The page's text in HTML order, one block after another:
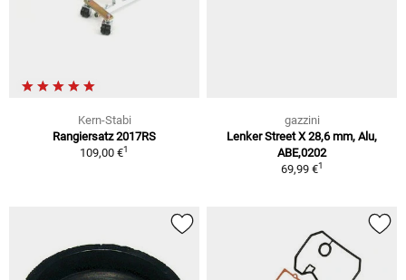
Kern-Stabi
Rangiersatz 2017RS
109,00 €1
gazzini
Lenker Street X 28,6 mm, Alu,
ABE,0202
69,99 €1